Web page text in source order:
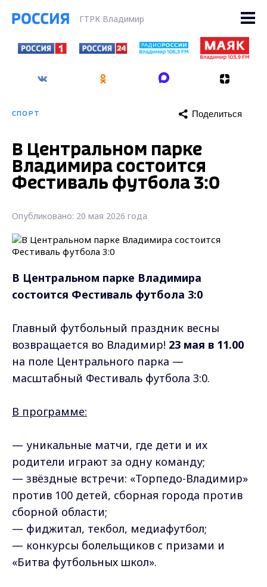
ГТРК Владимир
СПОРТ Поделиться
В Центральном парке
Владимира состоится
Фестиваль футбола 3:0
Опубликовано: 20 мая 2026 года
В Центральном парке Владимира
состоится Фестиваль футбола 3:0
Главный футбольный праздник весны
возвращается во Владимир! 23 мая в 11.00
на поле Центрального парка —
масштабный Фестиваль футбола 3:0.
В программе:
— уникальные матчи, где дети и их
родители играют за одну команду;
— звёздные встречи: «Торпедо-Владимир»
против 100 детей, сборная города против
сборной области;
— фиджитал, текбол, медиафутбол;
— конкурсы болельщиков с призами и
«Битва футбольных школ».